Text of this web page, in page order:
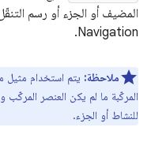
المضيف أو الجزء أو رسم
Navigation.
ملاحظة: يتم استخدام مثيل
المركّبة ما لم يكن العنصر
للنشاط أو الجزء.